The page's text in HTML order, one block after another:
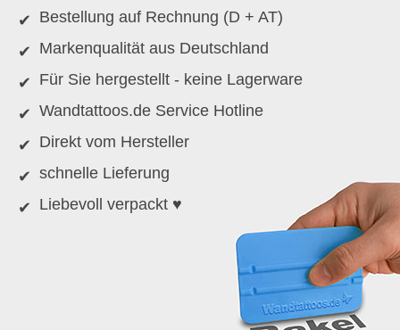
Bestellung auf Rechnung (D + AT)
Markenqualität aus Deutschland
Für Sie hergestellt - keine Lagerware
Wandtattoos.de Service Hotline
Direkt vom Hersteller
schnelle Lieferung
Liebevoll verpackt ♥